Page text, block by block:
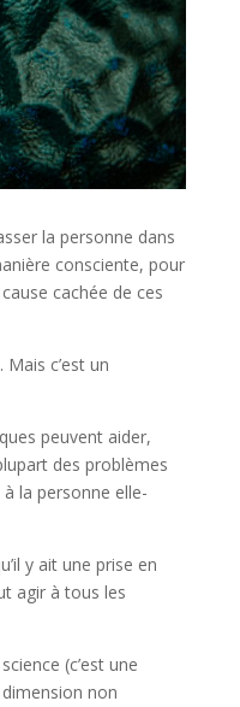
la personne dans
consciente, pour
cachée de ces
c’est un
peuvent aider,
des problèmes
la personne elle-
y ait une prise en
agir à tous les
(c’est une
non